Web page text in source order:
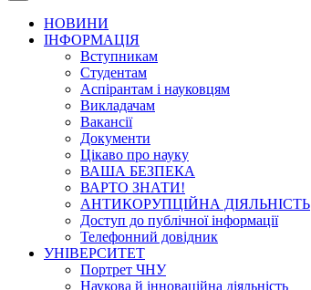
НОВИНИ
ІНФОРМАЦІЯ
Вступникам
Студентам
Аспірантам і науковцям
Викладачам
Вакансії
Документи
Цікаво про науку
ВАША БЕЗПЕКА
ВАРТО ЗНАТИ!
АНТИКОРУПЦІЙНА ДІЯЛЬНІСТЬ
Доступ до публічної інформації
Телефонний довідник
УНІВЕРСИТЕТ
Портрет ЧНУ
Наукова й інноваційна діяльність